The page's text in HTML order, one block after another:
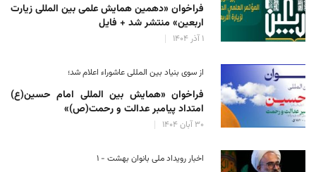
فراخوان «دهمین همایش علمی بین المللی زیارت
اربعین» منتشر شد + فایل
۱ آذر ۱۴۰۴
از سوی بنیاد بین المللی عاشوراء اعلام شد؛
فراخوان «همایش بین المللی امام حسین(ع)
امتداد پیامبر عدالت و رحمت(ص)»
۳۰ آبان ۱۴۰۴
اخبار رویداد ملی بانوان بهشت - ۱